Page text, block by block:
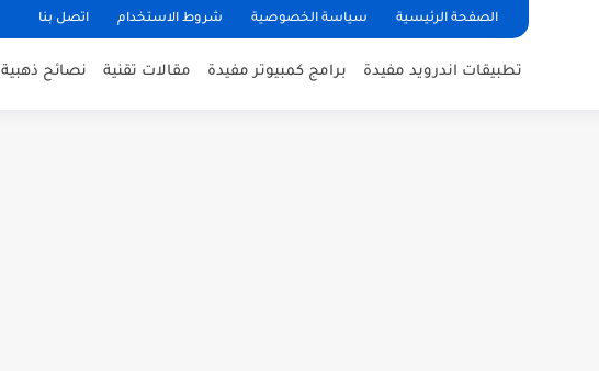
الصفحة الرئيسية سياسة الخصوصية شروط الاستخدام اتصل بنا
تطبيقات اندرويد مفيدة برامج كمبيوتر مفيدة مقالات تقنية نصائح ذهبية